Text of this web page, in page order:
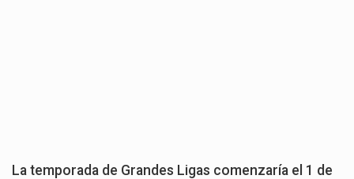
La temporada de Grandes Ligas comenzaría el 1 de